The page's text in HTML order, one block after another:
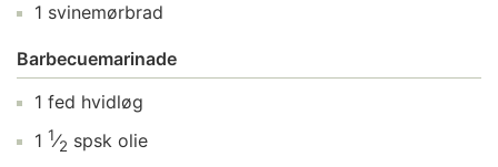
1 svinemørbrad
Barbecuemarinade
1 fed hvidløg
1 1⁄2 spsk olie